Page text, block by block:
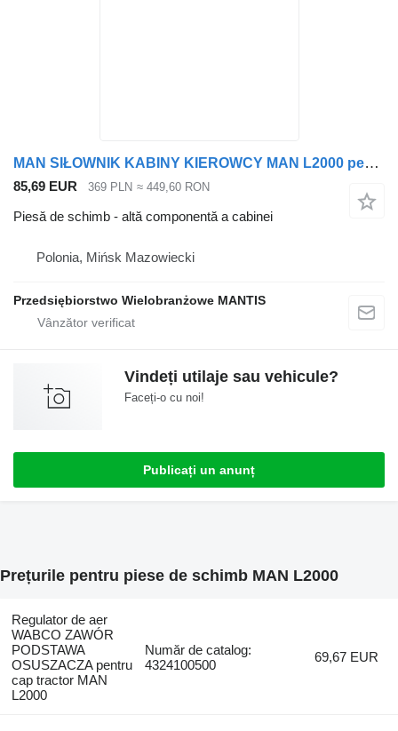
MAN SIŁOWNIK KABINY KIEROWCY MAN L2000 pentru cap tractor
85,69 EUR 369 PLN ≈ 449,60 RON
Piesă de schimb - altă componentă a cabinei
Polonia, Mińsk Mazowiecki
Przedsiębiorstwo Wielobranżowe MANTIS
Vindeți utilaje sau vehicule?
Faceți-o cu noi!
Publicați un anunț
Prețurile pentru piese de schimb MAN L2000
Regulator de aer
WABCO ZAWÓR
PODSTAWA
OSUSZACZA pentru
cap tractor MAN
L2000
Număr de catalog:
4324100500
69,67 EUR